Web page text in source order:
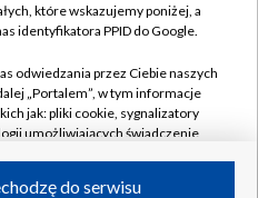
Pomoc
które wskazujemy poniżej, a
identyfikatora PPID do Google.
odwiedzania przez Ciebie naszych
„Portalem”, w tym informacje
jak: pliki cookie, sygnalizatory
umożliwiających świadczenie
do serwisu